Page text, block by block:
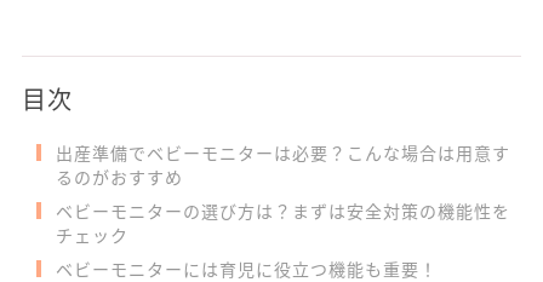
目次
出産準備でベビーモニターは必要？こんな場合は用意す
るのがおすすめ
ベビーモニターの選び方は？まずは安全対策の機能性を
チェック
ベビーモニターには育児に役立つ機能も重要！